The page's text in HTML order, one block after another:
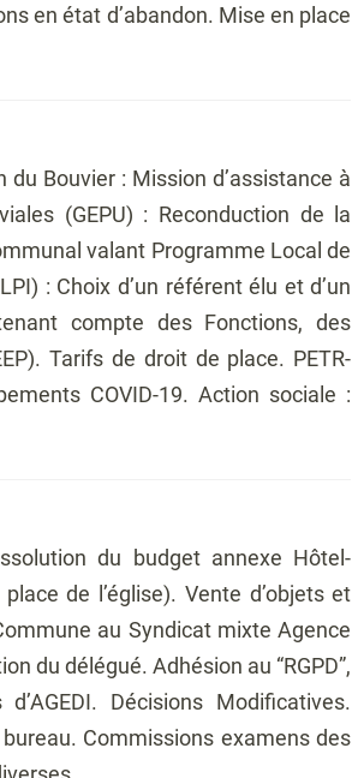
en état d’abandon. Mise en place
Bouvier : Mission d’assistance à
(GEPU) : Reconduction de la
valant Programme Local de
: Choix d’un référent élu et d’un
compte des Fonctions, des
Tarifs de droit de place. PETR-
COVID-19. Action sociale :
du budget annexe Hôtel-
de l’église). Vente d’objets et
au Syndicat mixte Agence
du délégué. Adhésion au “RGPD”,
Décisions Modificatives.
Commissions examens des